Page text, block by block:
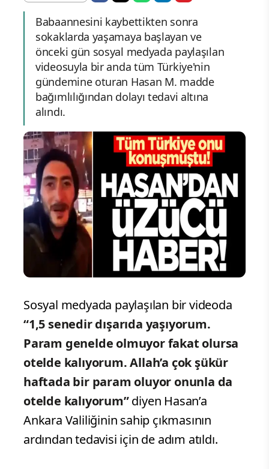
Babaannesini kaybettikten sonra
sokaklarda yaşamaya başlayan ve
önceki gün sosyal medyada paylaşılan
videosuyla bir anda tüm Türkiye'nin
gündemine oturan Hasan M. madde
bağımlılığından dolayı tedavi altına
alındı.
Sosyal medyada paylaşılan bir videoda
“1,5 senedir dışarıda yaşıyorum.
Param genelde olmuyor fakat olursa
otelde kalıyorum. Allah’a çok şükür
haftada bir param oluyor onunla da
otelde kalıyorum”diyen Hasan’a
Ankara Valiliğinin sahip çıkmasının
ardından tedavisi için de adım atıldı.